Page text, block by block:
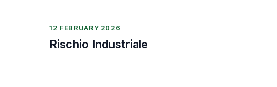
12 FEBRUARY 2026
Rischio Industriale